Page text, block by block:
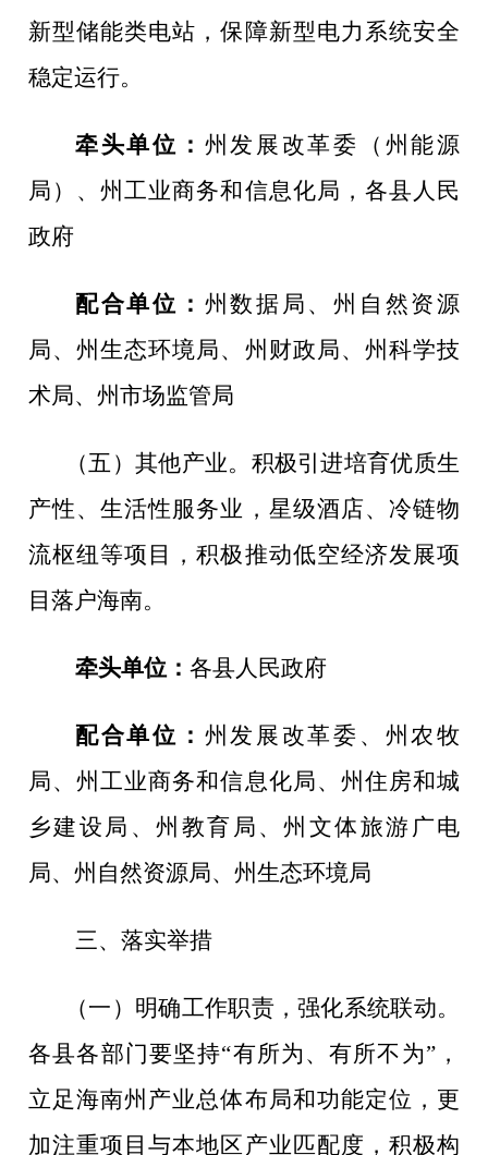
新型储能类电站，保障新型电力系统安全
稳定运行。
牵头单位： 州发展改革委
（州能源
局）、州工业商务和信息化局， 各县人民
政府
配合单位： 州数据局、州自然资源
局、州生态环境局、州财政局、 州科学技
术局、州市场监管局
（五）其他产业。 积极引进培育优质生
产性、生活性服务业，星级酒店、冷链物
流枢纽等项目，积极推动低空经济发展项
目落户海南。
牵头单位：各县人民政府
配合单位： 州发展改革委 、州农牧
局、州工业商务和信息化局、州 住房和城
乡建设 局、州教育局、州文体旅游广电
局、州自然资源局、州生态环境局
三、落实举措
（一） 明确工作职责，强化系统联动。
各县各部门要坚持“有所为、有所不为”，
立足海南州产业总体布局和功能定位，更
加注重项目与本地区产业匹配度，积极构